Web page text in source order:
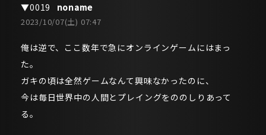
noname
2023/10/07(土) 07:47
俺は逆で、ここ数年で急にオンラインゲームにはまっ
た。
ガキの頃は全然ゲームなんて興味なかったのに、
今は毎日世界中の人間とプレイングをののしりあって
る。